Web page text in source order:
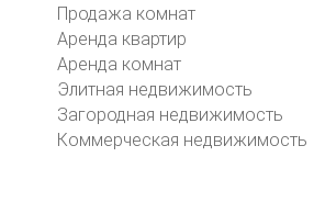
Продажа комнат
Аренда квартир
Аренда комнат
Элитная недвижимость
Загородная недвижимость
Коммерческая недвижимость